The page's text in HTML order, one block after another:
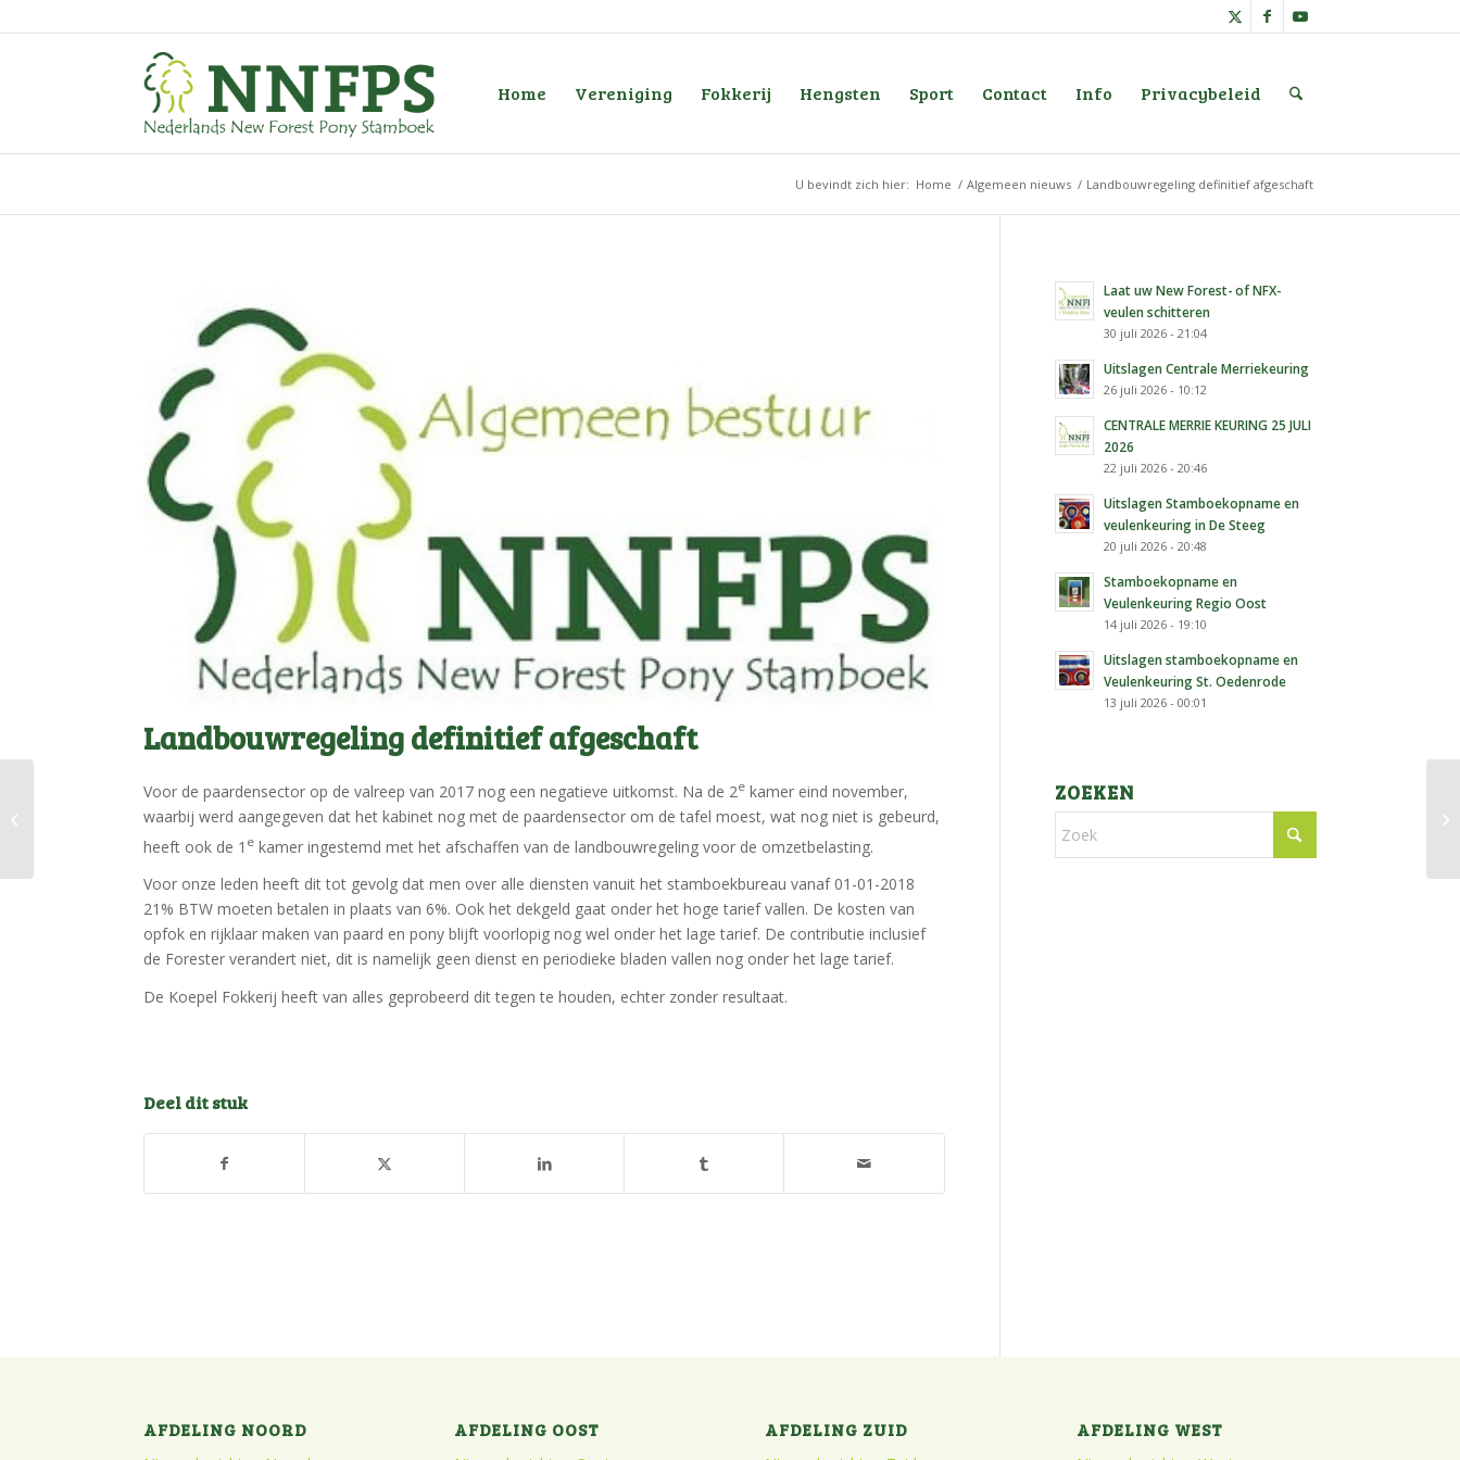
Home Vereniging Fokkerij Hengsten Sport Contact Info Privacybeleid
U bevindt zich hier: Home / Algemeen nieuws / Landbouwregeling definitief afgeschaft
Landbouwregeling definitief afgeschaft
Voor de paardensector op de valreep van 2017 nog een negatieve uitkomst. Na de 2e kamer eind november,
waarbij werd aangegeven dat het kabinet nog met de paardensector om de tafel moest, wat nog niet is gebeurd,
heeft ook de 1 e kamer ingestemd met het afschaffen van de landbouwregeling voor de omzetbelasting.
Voor onze leden heeft dit tot gevolg dat men over alle diensten vanuit het stamboekbureau vanaf 01-01-2018
21% BTW moeten betalen in plaats van 6%. Ook het dekgeld gaat onder het hoge tarief vallen. De kosten van
opfok en rijklaar maken van paard en pony blijft voorlopig nog wel onder het lage tarief. De contributie inclusief
de Forester verandert niet, dit is namelijk geen dienst en periodieke bladen vallen nog onder het lage tarief.
De Koepel Fokkerij heeft van alles geprobeerd dit tegen te houden, echter zonder resultaat.
Deel dit stuk
Laat uw New Forest- of NFX-
veulen schitteren
30 juli 2026 - 21:04
Uitslagen Centrale Merriekeuring
26 juli 2026 - 10:12
CENTRALE MERRIE KEURING 25 JULI
2026
22 juli 2026 - 20:46
Uitslagen Stamboekopname en
veulenkeuring in De Steeg
20 juli 2026 - 20:48
Stamboekopname en
Veulenkeuring Regio Oost
14 juli 2026 - 19:10
Uitslagen stamboekopname en
Veulenkeuring St. Oedenrode
13 juli 2026 - 00:01
ZOEKEN
AFDELING NOORD AFDELING OOST AFDELING ZUID AFDELING WEST
zaterdag 20 januari in